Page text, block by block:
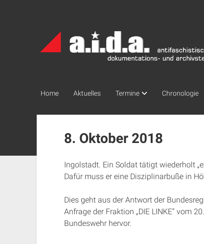
Archiv
München
Home Aktuelles Termine Chronologie
8. Oktober 2018
Ingolstadt. Ein Soldat tätigt wiederholt
Dafür muss er eine Disziplinarbuße in
Dies geht aus der Antwort der
Anfrage der Fraktion „DIE LINKE“ vom
Bundeswehr hervor.